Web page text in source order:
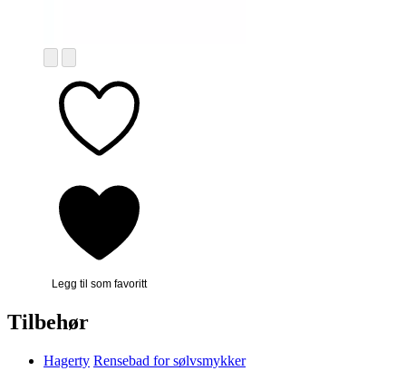
Legg til som favoritt
Tilbehør
Hagerty Rensebad for sølvsmykker